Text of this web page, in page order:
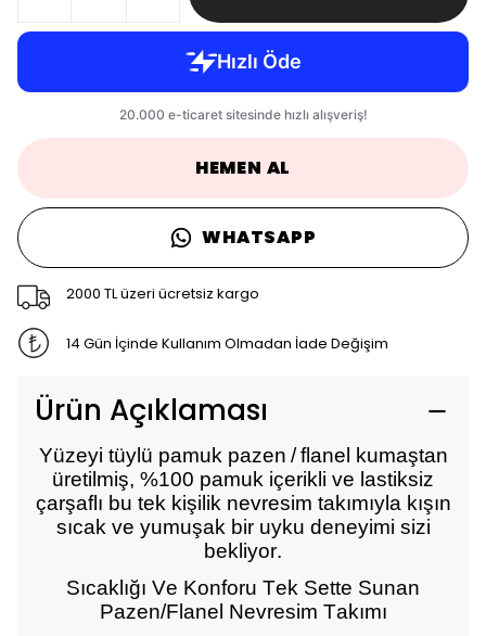
HEMEN AL
WHATSAPP
2000 TL üzeri ücretsiz kargo
14 Gün İçinde Kullanım Olmadan İade Değişim
Ürün Açıklaması
Yüzeyi tüylü pamuk pazen / flanel kumaştan
üretilmiş, %100 pamuk içerikli ve lastiksiz
çarşaflı bu tek kişilik nevresim takımıyla kışın
sıcak ve yumuşak bir uyku deneyimi sizi
bekliyor.
Sıcaklığı Ve Konforu Tek Sette Sunan
Pazen/Flanel Nevresim Takımı